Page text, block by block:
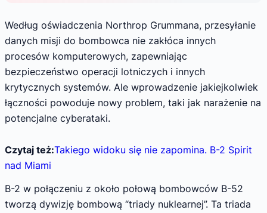
Według oświadczenia Northrop Grummana, przesyłanie
danych misji do bombowca nie zakłóca innych
procesów komputerowych, zapewniając
bezpieczeństwo operacji lotniczych i innych
krytycznych systemów. Ale wprowadzenie jakiejkolwiek
łączności powoduje nowy problem, taki jak narażenie na
potencjalne cyberataki.
Czytaj też:Takiego widoku się nie zapomina. B-2 Spirit
nad Miami
B-2 w połączeniu z około połową bombowców B-52
tworzą dywizję bombową “triady nuklearnej”. Ta triada